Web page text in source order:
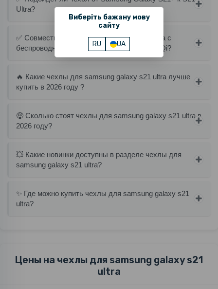
Виберіть бажану мову
сайту
RU UA
Ultra?
✅ Совместимы ли чехлы Samsung S21 Ultra с
беспроводными зарядными устройствами Qi?
🔥 Какие чехлы для samsung galaxy s21 ultra лучше
купить в 2026 году ?
🤑 Сколько стоят чехлы для samsung galaxy s21 ultra в
2026 году?
💥 Какие новинки доступны в разделе чехлы для
samsung galaxy s21 ultra?
✨ Где можно купить чехлы для samsung galaxy s21
ultra?
Цены на чехлы для samsung galaxy s21
ultra